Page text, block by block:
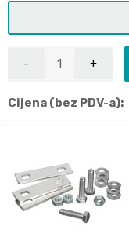
Cijena (bez PDV-a):